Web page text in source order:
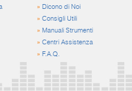
» Dicono di Noi
»Consigli Utili
» Manuali Strumenti
»Centri Assistenza
» F.A.Q.